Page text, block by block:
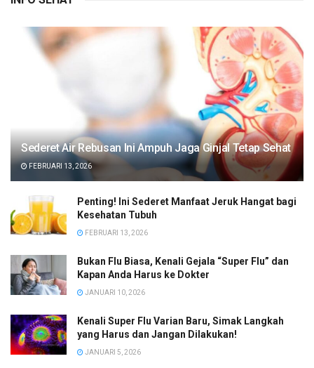
Sederet Air Rebusan Ini Ampuh Jaga Ginjal Tetap Sehat
FEBRUARI 13, 2026
Penting! Ini Sederet Manfaat Jeruk Hangat bagi
Kesehatan Tubuh
FEBRUARI 13, 2026
Bukan Flu Biasa, Kenali Gejala “Super Flu” dan
Kapan Anda Harus ke Dokter
JANUARI 10, 2026
Kenali Super Flu Varian Baru, Simak Langkah
yang Harus dan Jangan Dilakukan!
JANUARI 5, 2026